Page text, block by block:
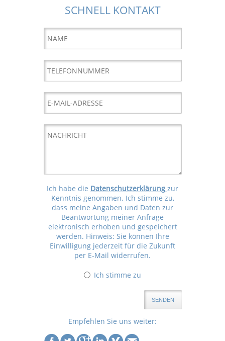
SCHNELL KONTAKT
Ich habe die Datenschutzerklärung zur
Kenntnis genommen. Ich stimme zu,
dass meine Angaben und Daten zur
Beantwortung meiner Anfrage
elektronisch erhoben und gespeichert
werden. Hinweis: Sie können Ihre
Einwilligung jederzeit für die Zukunft
per E-Mail widerrufen.
Ich stimme zu
SENDEN
Empfehlen Sie uns weiter: